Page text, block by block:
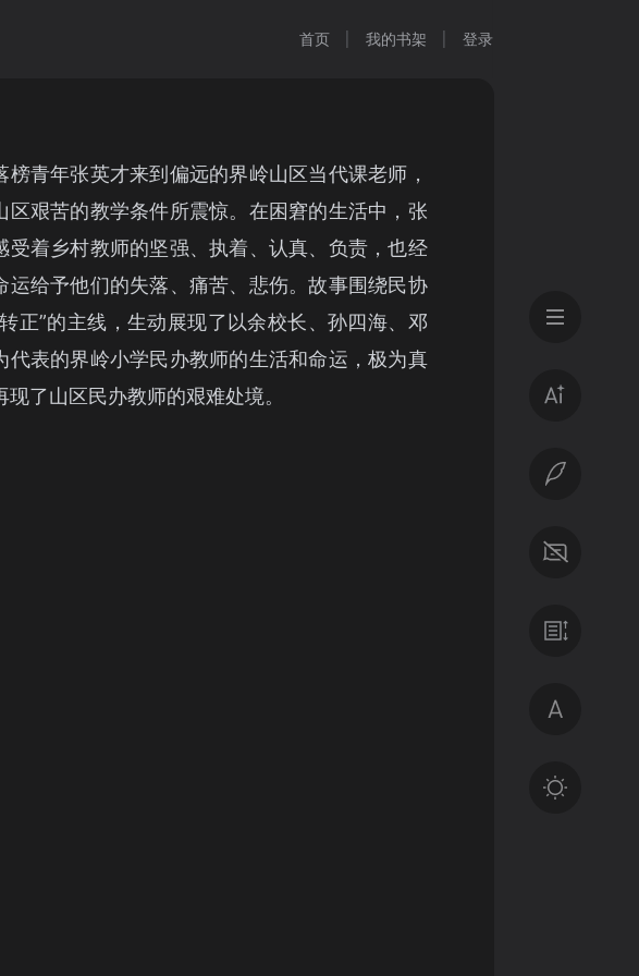
首页 我的书架 登录
榜青年张英才来到偏远的界岭山区当代课老师，
区艰苦的教学条件所震惊。在困窘的生活中，张
受着乡村教师的坚强、执着、认真、负责，也经
运给予他们的失落、痛苦、悲伤。故事围绕民协
正”的主线，生动展现了以余校长、孙四海、邓
代表的界岭小学民办教师的生活和命运，极为真
现了山区民办教师的艰难处境。